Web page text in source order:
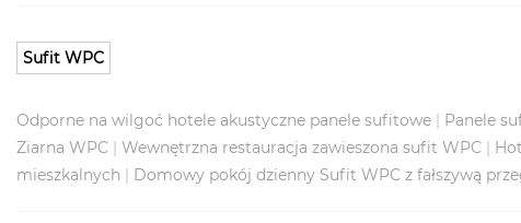
Sufit WPC
Odporne na wilgoć hotele akustyczne panele sufitowe | Panele
Ziarna WPC | Wewnętrzna restauracja zawieszona sufit WPC |
mieszkalnych | Domowy pokój dzienny Sufit WPC z fałszywą